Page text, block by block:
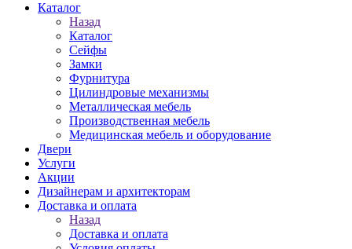
Каталог
Назад
Каталог
Сейфы
Замки
Фурнитура
Цилиндровые механизмы
Металлическая мебель
Производственная мебель
Медицинская мебель и оборудование
Двери
Услуги
Акции
Дизайнерам и архитекторам
Доставка и оплата
Назад
Доставка и оплата